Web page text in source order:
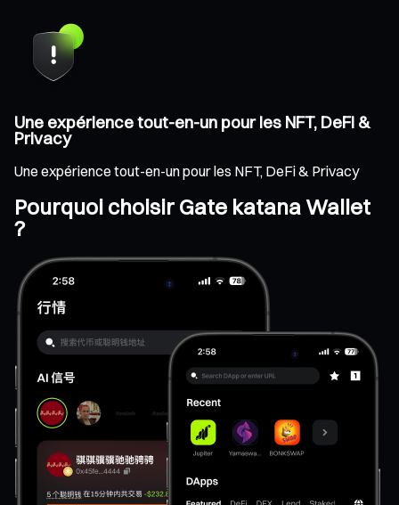
Une expérience tout-en-un pour les NFT, DeFi &
Privacy
Une expérience tout-en-un pour les NFT, DeFi & Privacy
Pourquoi choisir Gate katana Wallet
?